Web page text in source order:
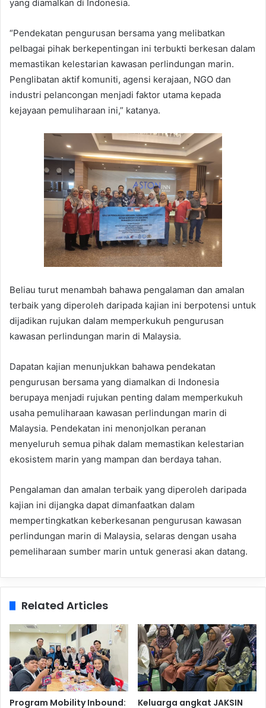
yang diamalkan di Indonesia.
“Pendekatan pengurusan bersama yang melibatkan
pelbagai pihak berkepentingan ini terbukti berkesan dalam
memastikan kelestarian kawasan perlindungan marin.
Penglibatan aktif komuniti, agensi kerajaan, NGO dan
industri pelancongan menjadi faktor utama kepada
kejayaan pemuliharaan ini,” katanya.
Beliau turut menambah bahawa pengalaman dan amalan
terbaik yang diperoleh daripada kajian ini berpotensi untuk
dijadikan rujukan dalam memperkukuh pengurusan
kawasan perlindungan marin di Malaysia.
Dapatan kajian menunjukkan bahawa pendekatan
pengurusan bersama yang diamalkan di Indonesia
berupaya menjadi rujukan penting dalam memperkukuh
usaha pemuliharaan kawasan perlindungan marin di
Malaysia. Pendekatan ini menonjolkan peranan
menyeluruh semua pihak dalam memastikan kelestarian
ekosistem marin yang mampan dan berdaya tahan.
Pengalaman dan amalan terbaik yang diperoleh daripada
kajian ini dijangka dapat dimanfaatkan dalam
mempertingkatkan keberkesanan pengurusan kawasan
perlindungan marin di Malaysia, selaras dengan usaha
pemeliharaan sumber marin untuk generasi akan datang.
Related Articles
Program Mobility Inbound: Keluarga angkat JAKSIN